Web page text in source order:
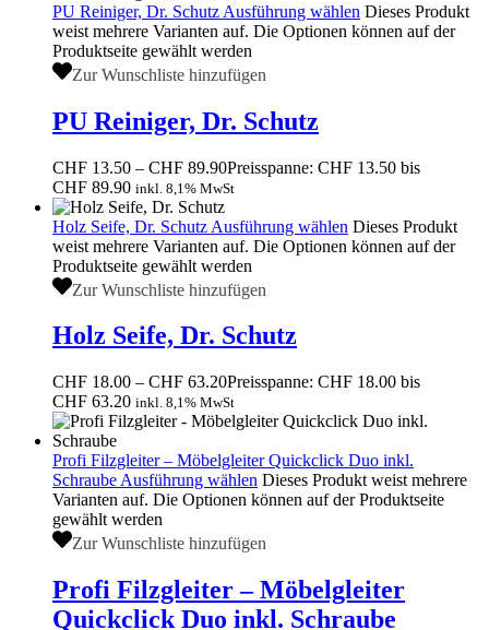
PU Reiniger, Dr. Schutz Ausführung wählen Dieses Produkt
weist mehrere Varianten auf. Die Optionen können auf der
Produktseite gewählt werden
Zur Wunschliste hinzufügen
PU Reiniger, Dr. Schutz
CHF 13.50 – CHF 89.90Preisspanne: CHF 13.50 bis
CHF 89.90 inkl. 8,1% MwSt
Holz Seife, Dr. Schutz Ausführung wählen Dieses Produkt
weist mehrere Varianten auf. Die Optionen können auf der
Produktseite gewählt werden
Zur Wunschliste hinzufügen
Holz Seife, Dr. Schutz
CHF 18.00 – CHF 63.20Preisspanne: CHF 18.00 bis
CHF 63.20 inkl. 8,1% MwSt
Profi Filzgleiter – Möbelgleiter Quickclick Duo inkl.
Schraube Ausführung wählen Dieses Produkt weist mehrere
Varianten auf. Die Optionen können auf der Produktseite
gewählt werden
Zur Wunschliste hinzufügen
Profi Filzgleiter – Möbelgleiter
Quickclick Duo inkl. Schraube